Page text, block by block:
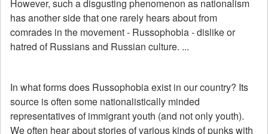
However, such a disgusting phenomenon as nationalism
has another side that one rarely hears about from
comrades in the movement - Russophobia - dislike or
hatred of Russians and Russian culture. ...
In what forms does Russophobia exist in our country? Its
source is often some nationalistically minded
representatives of immigrant youth (and not only youth).
We often hear about stories of various kinds of punks with